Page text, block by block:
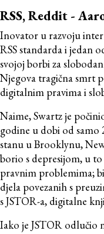
RSS, Reddit -
Inovator u razvoju
RSS standarda i jedan
svojoj borbi za
Njegova tragična smrt
digitalnim pravima i
Naime, Swartz je
godine u dobi od samo
stanu u Brooklynu,
borio s depresijom, u to
pravnim problemima;
djela povezanih s
s JSTOR-a, digitalne
Iako je JSTOR odlučio